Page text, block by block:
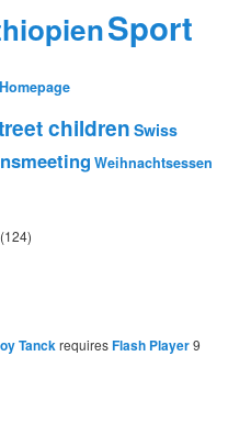
Sport
children Swiss
Weihnachtsessen
(124)
TanckrequiresFlash Player9